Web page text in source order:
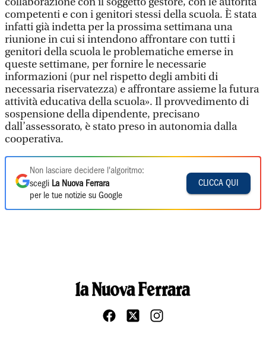
competenti e con i genitori stessi della scuola. È stata
infatti già indetta per la prossima settimana una
riunione in cui si intendono affrontare con tutti i
genitori della scuola le problematiche emerse in
queste settimane, per fornire le necessarie
informazioni (pur nel rispetto degli ambiti di
necessaria riservatezza) e affrontare assieme la futura
attività educativa della scuola». Il provvedimento di
sospensione della dipendente, precisano
dall’assessorato, è stato preso in autonomia dalla
cooperativa.
Non lasciare decidere l'algoritmo:
scegli La Nuova Ferrara
per le tue notizie su Google
CLICCA QUI